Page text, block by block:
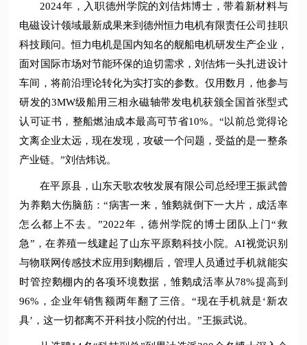
2024年，入职德州学院的刘佶炜博士，带着新材料与
电磁设计领域最新成果来到德州恒力电机有限责任公司挂职
科技顾问。恒力电机是国内知名的舰船电机研发生产企业，
面对国际市场对节能环保的迫切需求，刘佶炜一头扎进设计
车间，将前沿理论转化为实打实的参数。仅用数月，他参与
研发的3MW级船用三相永磁轴带发电机获颁全国首张型式
认可证书，整船燃油成本最高可节省10%。“以前总觉得论
文离企业太远，现在发现，攻破一个问题，受益的是一整条
产业链。”刘佶炜说。
在平原县，山东天歌农牧发展有限公司总经理王振武曾
为养鹅大伤脑筋：“病害一来，雏鹅就倒下一大片，成活率
怎么都上不去。”2022年，德州学院的博士团队上门“救
急”，在养殖一线建起了山东平原鹅科技小院。AI视觉识别
与物联网传感技术应用到鹅棚后，管理人员通过手机就能实
时管控鹅棚内的各项环境数据，雏鹅成活率从78%提高到
96%，企业年销售额两年翻了三倍。“现在手机就是‘新农
具’，这一切都离不开科技小院的付出。”王振武说。